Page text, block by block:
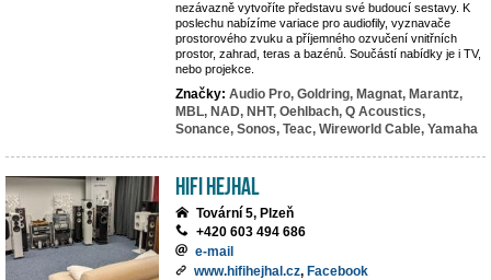
nezávazně vytvoříte představu své budoucí sestavy. K
poslechu nabízíme variace pro audiofily, vyznavače
prostorového zvuku a příjemného ozvučení vnitřních
prostor, zahrad, teras a bazénů. Součástí nabídky je i TV,
nebo projekce.
Značky: Audio Pro, Goldring, Magnat, Marantz,
MBL, NAD, NHT, Oehlbach, Q Acoustics,
Sonance, Sonos, Teac, Wireworld Cable, Yamaha
Hifi Hejhal
Tovární 5, Plzeň
+420 603 494 686
e-mail
www.hifihejhal.cz, Facebook